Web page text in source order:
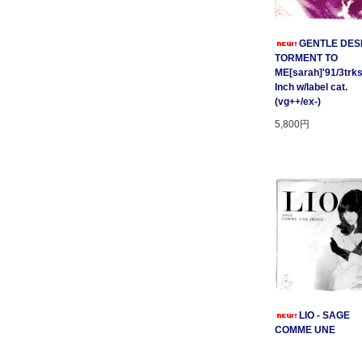
GENTLE
TORMENT TO
ME[sarah]'91/
Inch w/label cat.
(vg++/ex-)
5,800円
LIO - SAGE
COMME UNE